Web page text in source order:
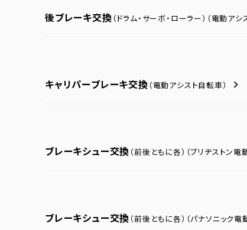
後ブレーキ交換 （ドラム・サーボ・ローラー） （電動アシ
キャリパーブレーキ交換 （電動アシスト自転車）
ブレーキシュー交換 （前後ともに各） （ブリヂストン電
ブレーキシュー交換 （前後ともに各） （パナソニック電